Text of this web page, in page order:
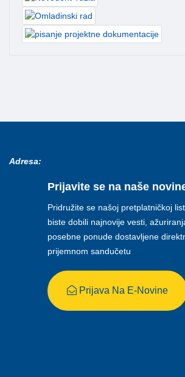
Adresa:
Prijavite se na naše
Pridružite se našoj pretplatničkoj
biste dobili najnovije vesti,
posebne ponude dostavljene
prijemnom sandučetu
Prijava Na E-Novine